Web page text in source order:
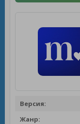
Версия:
Жанр: